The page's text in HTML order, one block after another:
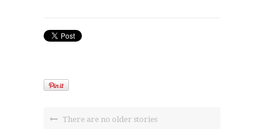
There are no older stories